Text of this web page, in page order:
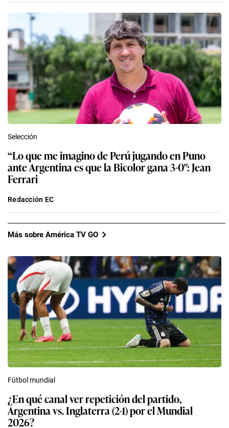
Selección
“Lo que me imagino de Perú jugando en Puno
ante Argentina es que la Bicolor gana 3-0″: Jean
Ferrari
Redacción EC
Más sobre América TV GO
Fútbol mundial
¿En qué canal ver repetición del partido,
Argentina vs. Inglaterra (2-1) por el Mundial
2026?